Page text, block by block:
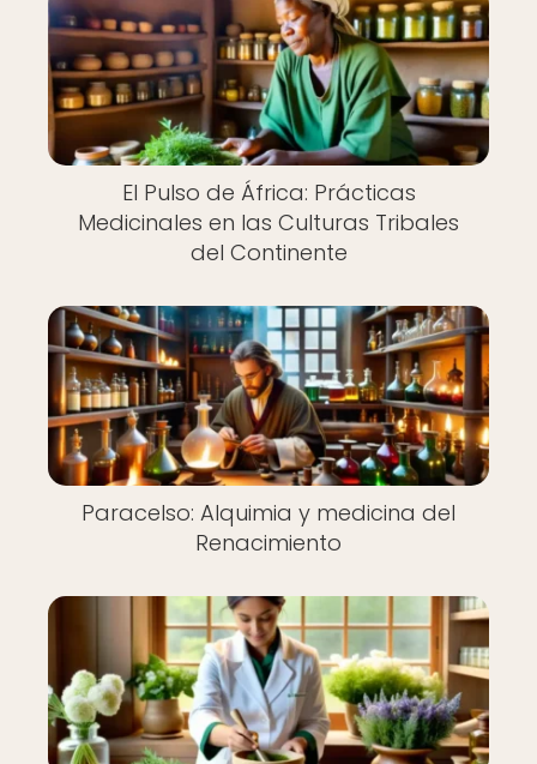
El Pulso de África: Prácticas
Medicinales en las Culturas Tribales
del Continente
Paracelso: Alquimia y medicina del
Renacimiento